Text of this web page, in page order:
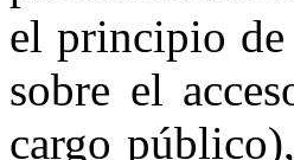
el principio de
sobre el
cargo